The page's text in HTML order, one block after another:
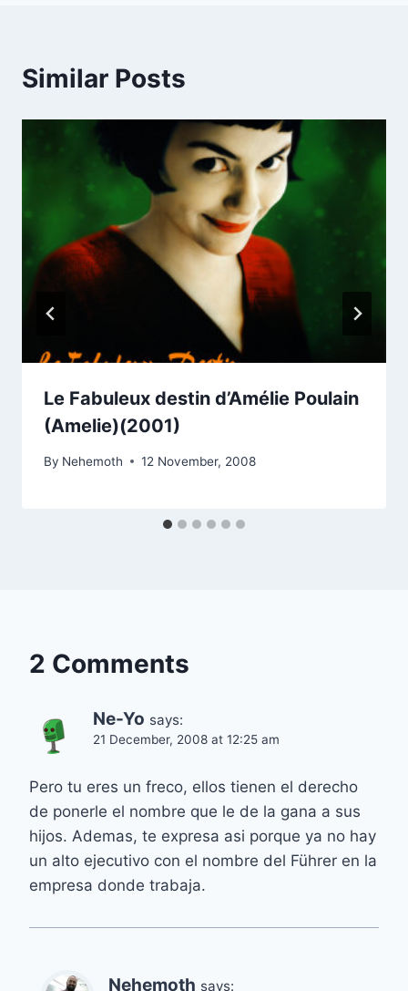
Similar Posts
Le Fabuleux destin d’Amélie Poulain
(Amelie)(2001)
By Nehemoth 12 November, 2008
2 Comments
Ne-Yo says:
21 December, 2008 at 12:25 am
Pero tu eres un freco, ellos tienen el derecho
de ponerle el nombre que le de la gana a sus
hijos. Ademas, te expresa asi porque ya no hay
un alto ejecutivo con el nombre del Führer en la
empresa donde trabaja.
Nehemoth says: